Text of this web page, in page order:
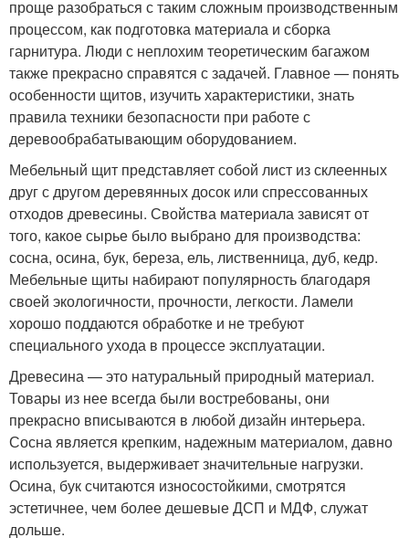
проще разобраться с таким сложным производственным
процессом, как подготовка материала и сборка
гарнитура. Люди с неплохим теоретическим багажом
также прекрасно справятся с задачей. Главное — понять
особенности щитов, изучить характеристики, знать
правила техники безопасности при работе с
деревообрабатывающим оборудованием.
Мебельный щит представляет собой лист из склеенных
друг с другом деревянных досок или спрессованных
отходов древесины. Свойства материала зависят от
того, какое сырье было выбрано для производства:
сосна, осина, бук, береза, ель, лиственница, дуб, кедр.
Мебельные щиты набирают популярность благодаря
своей экологичности, прочности, легкости. Ламели
хорошо поддаются обработке и не требуют
специального ухода в процессе эксплуатации.
Древесина — это натуральный природный материал.
Товары из нее всегда были востребованы, они
прекрасно вписываются в любой дизайн интерьера.
Сосна является крепким, надежным материалом, давно
используется, выдерживает значительные нагрузки.
Осина, бук считаются износостойкими, смотрятся
эстетичнее, чем более дешевые ДСП и МДФ, служат
дольше.